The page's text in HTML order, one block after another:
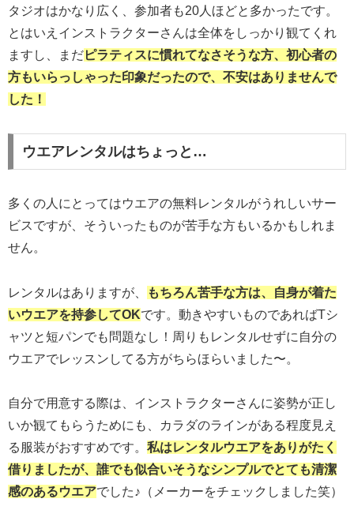
タジオはかなり広く、参加者も20人ほどと多かったです。
とはいえインストラクターさんは全体をしっかり観てくれ
ますし、まだピラティスに慣れてなさそうな方、初心者の
方もいらっしゃった印象だったので、不安はありませんで
した！
ウエアレンタルはちょっと…
多くの人にとってはウエアの無料レンタルがうれしいサー
ビスですが、そういったものが苦手な方もいるかもしれま
せん。
レンタルはありますが、
もちろん苦手な方は、自身が着た
いウエアを持参してOKです。動きやすいものであればTシ
ャツと短パンでも問題なし！周りもレンタルせずに自分の
ウエアでレッスンしてる方がちらほらいました〜。
自分で用意する際は、インストラクターさんに姿勢が正し
いか観てもらうためにも、カラダのラインがある程度見え
る服装がおすすめです。 私はレンタルウエアをありがたく
借りましたが、誰でも似合いそうなシンプルでとても清潔
感のあるウエアでした♪（メーカーをチェックしました笑）